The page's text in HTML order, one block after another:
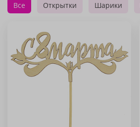
Все Открытки Шарики